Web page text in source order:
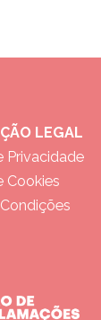
LEGAL
Privacidade
Cookies